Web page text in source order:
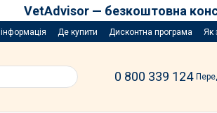
VetAdvisor — безкоштовна
Де купити Дисконтна програма Як
0 800 339 124